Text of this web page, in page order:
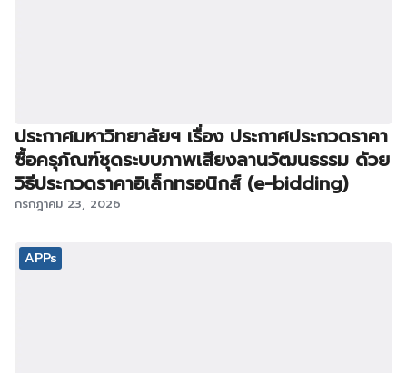
ประกาศมหาวิทยาลัยฯ เรื่อง ประกาศประกวดราคา
ซื้อครุภัณฑ์ชุดระบบภาพเสียงลานวัฒนธรรม ด้วย
วิธีประกวดราคาอิเล็กทรอนิกส์ (e-bidding)
กรกฎาคม 23, 2026
APPs